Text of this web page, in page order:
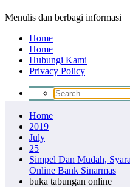
Menulis dan berbagi informasi
Home
Home
Hubungi Kami
Privacy Policy
Home
2019
July
25
Simpel Dan Mudah,
Online Bank Sinarmas
buka tabungan online